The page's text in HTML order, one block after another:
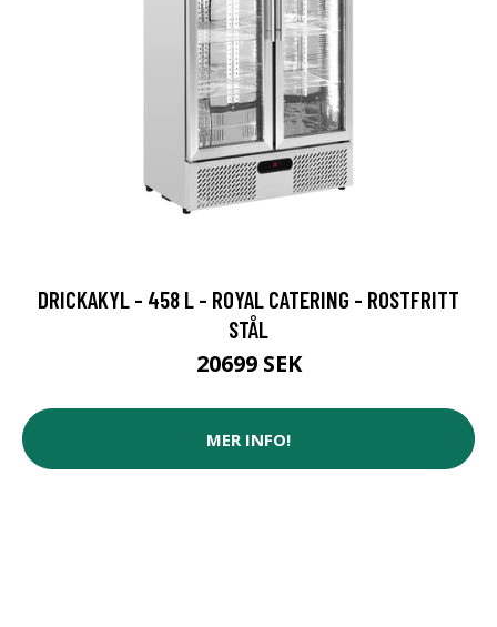
DRICKAKYL - 458 L - ROYAL CATERING - ROSTFRITT
STÅL
20699 SEK
MER INFO!